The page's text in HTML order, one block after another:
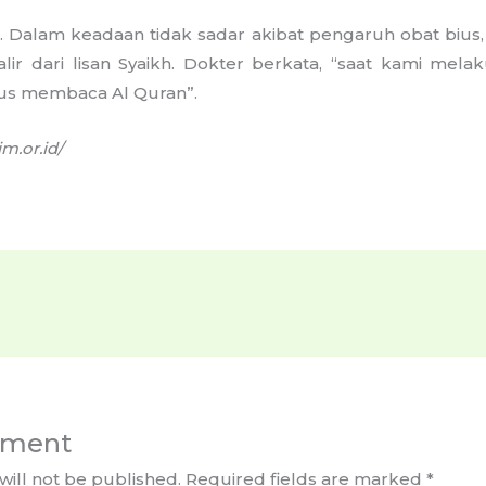
Dalam keadaan tidak sadar akibat pengaruh obat
dari lisan Syaikh. Dokter berkata, “saat kami
membaca Al Quran”.
not be published. Required fields are marked*